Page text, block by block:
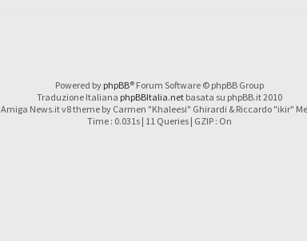
Powered by phpBB® Forum Software © phpBB Group
Traduzione Italiana phpBBItalia.netbasata su phpBB.it 2010
Amiga News.it v8 theme by Carmen "Khaleesi" Ghirardi & Riccardo "ikir"
Time : 0.031s | 11 Queries | GZIP : On